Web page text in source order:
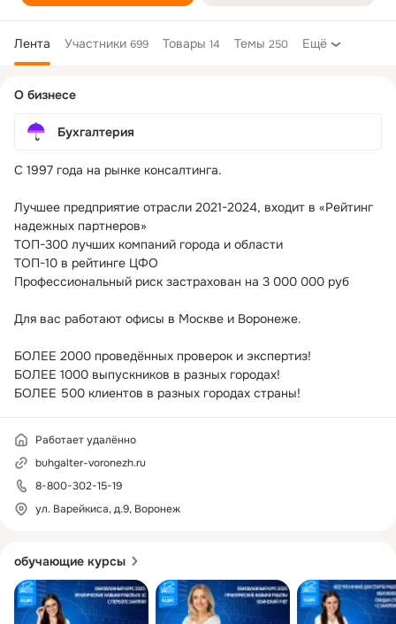
Лента Участники 699 Товары 14 Темы 250 Ещё
обучающие курсы
колонка
О бизнесе
Бухгалтерия
С 1997 года на рынке консалтинга.
Лучшее предприятие отрасли 2021-2024, входит в «Рейтинг
надежных партнеров»
ТОП-300 лучших компаний города и области
ТОП-10 в рейтинге ЦФО
Профессиональный риск застрахован на 3 000 000 руб
Для вас работают офисы в Москве и Воронеже.
БОЛЕЕ 2000 проведённых проверок и экспертиз!
БОЛЕЕ 1000 выпускников в разных городах!
БОЛЕЕ 500 клиентов в разных городах страны!
Работает удалённо
buhgalter-voronezh.ru
8-800-302-15-19
ул. Варейкиса, д.9, Воронеж